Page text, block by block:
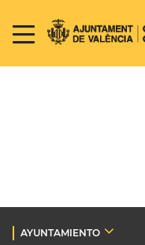
AYUNTAMIENTO